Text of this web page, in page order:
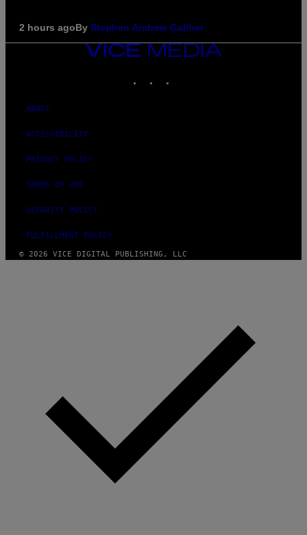
2 hours agoBy Stephen Andrew Galiher
VICE
ABOUT
ACCESSIBILITY
PRIVACY POLICY
TERMS OF USE
SECURITY POLICY
FULFILLMENT POLICY
© 2026 VICE DIGITAL PUBLISHING, LLC